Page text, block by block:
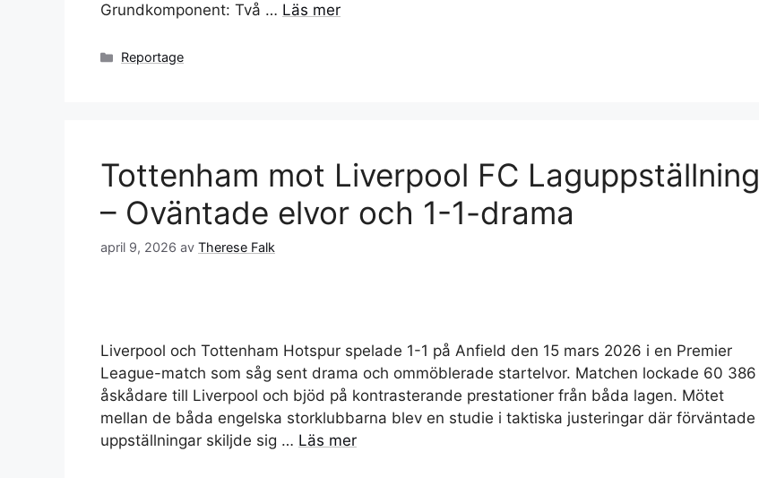
Grundkomponent: Två … Läs mer
Kategorier
Reportage
Tottenham mot Liverpool FC Laguppställning
– Oväntade elvor och 1-1-drama
april 9, 2026 av Therese Falk
Liverpool och Tottenham Hotspur spelade 1-1 på Anfield den 15 mars 2026 i en Premier
League-match som såg sent drama och ommöblerade startelvor. Matchen lockade 60 386
åskådare till Liverpool och bjöd på kontrasterande prestationer från båda lagen. Mötet
mellan de båda engelska storklubbarna blev en studie i taktiska justeringar där förväntade
uppställningar skiljde sig … Läs mer